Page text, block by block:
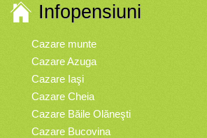
Infopensiuni
Cazare munte
Cazare Azuga
Cazare Iaşi
Cazare Cheia
Cazare Băile Olăneşti
Cazare Bucovina